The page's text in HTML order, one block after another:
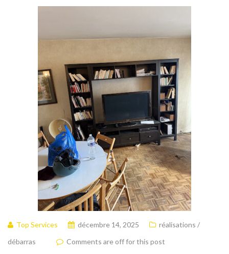
Top Services décembre 14, 2025
réalisations /
débarras
Comments are off for this post